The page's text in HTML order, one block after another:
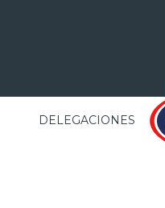
DELEGACIONES